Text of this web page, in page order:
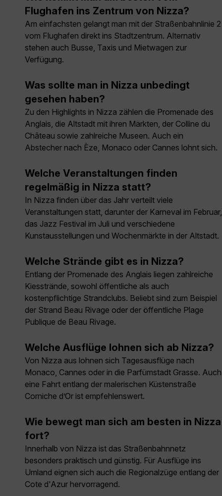
Flughafen ins Zentrum von Nizza?
Am einfachsten gelangt man mit der Straßenbahnlinie 2
vom Flughafen direkt ins Stadtzentrum. Alternativ
stehen auch Busse, Taxis und Mietwagen zur
Verfügung.
Was sollte man in Nizza unbedingt
gesehen haben?
Zu den Highlights in Nizza zählen die Promenade des
Anglais, die Altstadt mit ihren Märkten, der Colline du
Château sowie zahlreiche Museen. Auch ein
Abstecher nach Èze, Monaco oder Cannes lohnt sich.
Welche Veranstaltungen finden
regelmäßig in Nizza statt?
In Nizza finden über das Jahr verteilt viele
Veranstaltungen statt, darunter der Karneval im Februar,
das Jazz Festival im Juli und verschiedene
Kunstausstellungen und Wochenmärkte in der Altstadt.
Welche Strände gibt es in Nizza?
Entlang der Promenade des Anglais liegen zahlreiche
Kiesstrände, sowohl öffentliche als auch
kostenpflichtige Strandclubs. Beliebt sind zum Beispiel
der Strand Beau Rivage oder der öffentliche Plage
Publique de Beau Rivage.
Welche Ausflüge lohnen sich ab Nizza?
Von Nizza aus lohnen sich Tagesausflüge nach
Monaco, Cannes oder in die Parfümstadt Grasse. Auch
eine Fahrt entlang der malerischen Küstenstraße
Corniche d’Or ist empfehlenswert.
Wie bewegt man sich am besten in Nizza
fort?
Innerhalb von Nizza ist das Straßenbahnnetz
besonders praktisch und günstig. Für Ausflüge ins
Umland eignen sich auch die Regionalzüge entlang der
Cote d'Azur hervorragend.